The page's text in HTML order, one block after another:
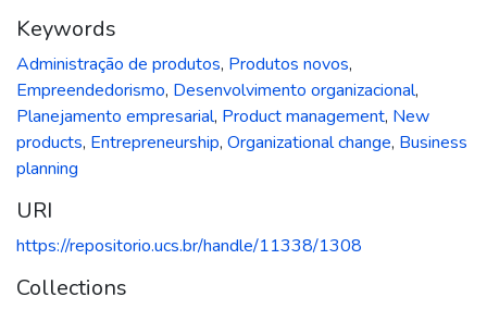
Keywords
Administração de produtos, Produtos novos,
Empreendedorismo, Desenvolvimento organizacional,
Planejamento empresarial, Product management, New
products, Entrepreneurship, Organizational change, Business
planning
URI
https://repositorio.ucs.br/handle/11338/1308
Collections